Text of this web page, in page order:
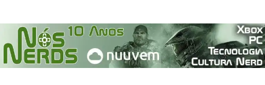
para
conteúdo